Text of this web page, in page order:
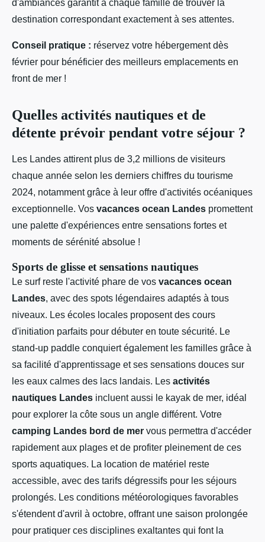
d'ambiances garantit à chaque famille de trouver la
destination correspondant exactement à ses attentes.
Conseil pratique : réservez votre hébergement dès
février pour bénéficier des meilleurs emplacements en
front de mer !
Quelles activités nautiques et de
détente prévoir pendant votre séjour ?
Les Landes attirent plus de 3,2 millions de visiteurs
chaque année selon les derniers chiffres du tourisme
2024, notamment grâce à leur offre d'activités océaniques
exceptionnelle. Vos vacances ocean Landes promettent
une palette d'expériences entre sensations fortes et
moments de sérénité absolue !
Sports de glisse et sensations nautiques
Le surf reste l'activité phare de vos vacances ocean
Landes, avec des spots légendaires adaptés à tous
niveaux. Les écoles locales proposent des cours
d'initiation parfaits pour débuter en toute sécurité. Le
stand-up paddle conquiert également les familles grâce à
sa facilité d'apprentissage et ses sensations douces sur
les eaux calmes des lacs landais. Les activités
nautiques Landes incluent aussi le kayak de mer, idéal
pour explorer la côte sous un angle différent. Votre
camping Landes bord de mer vous permettra d'accéder
rapidement aux plages et de profiter pleinement de ces
sports aquatiques. La location de matériel reste
accessible, avec des tarifs dégressifs pour les séjours
prolongés. Les conditions météorologiques favorables
s'étendent d'avril à octobre, offrant une saison prolongée
pour pratiquer ces disciplines exaltantes qui font la